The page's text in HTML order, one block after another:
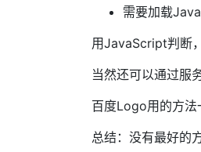
需要加载
用JavaScript判断
当然还可以通过服
百度Logo用的方法
总结：没有最好的